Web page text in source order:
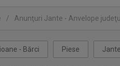
/ Anunţuri Jante - Anvelope
- Bărci Piese